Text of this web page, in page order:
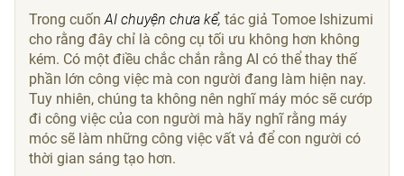
Trong cuốnAI chuyện chưa kể, tác giả Tomoe Ishizumi
cho rằng đây chỉ là công cụ tối ưu không hơn không
kém. Có một điều chắc chắn rằng AI có thể thay thế
phần lớn công việc mà con người đang làm hiện nay.
Tuy nhiên, chúng ta không nên nghĩ máy móc sẽ cướp
đi công việc của con người mà hãy nghĩ rằng máy
móc sẽ làm những công việc vất vả để con người có
thời gian sáng tạo hơn.